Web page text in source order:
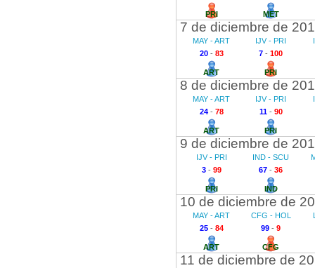
PRI MET
7 de diciembre de
MAY - ART
20- 83
ART
IJV - PRI
7 - 100
PRI
8 de diciembre de
MAY - ART
24- 78
ART
IJV - PRI
11- 90
PRI
9 de diciembre de
IJV - PRI
3- 99
PRI
IND - SCU
67 - 36
IND
10 de diciembre de
MAY - ART
25- 84
ART
CFG - HOL
99 - 9
CFG
11 de diciembre de